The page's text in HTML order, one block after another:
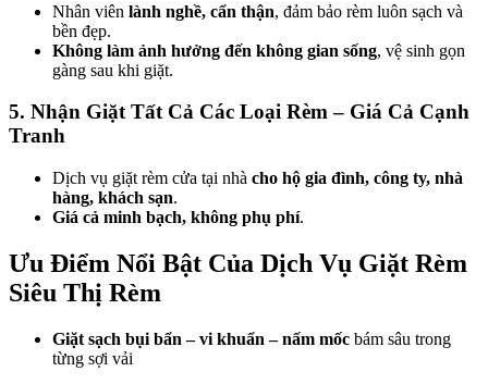
Nhân viên lành nghề, cẩn thận, đảm bảo rèm luôn sạch và
bền đẹp.
Không làm ảnh hưởng đến không gian sống, vệ sinh gọn
gàng sau khi giặt.
5. Nhận Giặt Tất Cả Các Loại Rèm – Giá Cả Cạnh
Tranh
Dịch vụ giặt rèm cửa tại nhà cho hộ gia đình, công ty, nhà
hàng, khách sạn.
Giá cả minh bạch, không phụ phí.
Ưu Điểm Nổi Bật Của Dịch Vụ Giặt Rèm
Siêu Thị Rèm
Giặt sạch bụi bẩn – vi khuẩn – nấm mốc bám sâu trong
từng sợi vải